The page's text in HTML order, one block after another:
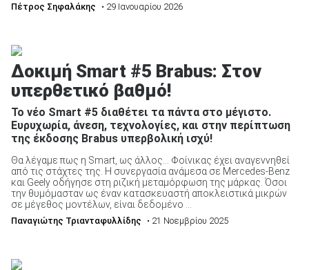
ΑΝΑΖΗΤΗΣΗ
Επιχειρήσεις
ΑΝΑΖΗΤΗΣΗ
Πέτρος Σηφαλάκης • 29 Ιανουαρίου 2026
Δοκιμή Smart #5 Brabus: Στον
υπερθετικό βαθμό!
Το νέο Smart #5 διαθέτει τα πάντα στο μέγιστο.
Ευρυχωρία, άνεση, τεχνολογίες, και στην περίπτωση
της έκδοσης Brabus υπερβολική ισχύ!
Θα λέγαμε πως η Smart, ως άλλος… Φοίνικας έχει αναγεννηθεί
από τις στάχτες της. Η συνεργασία ανάμεσα σε Mercedes-Benz
και Geely οδήγησε στη ριζική μεταμόρφωση της μάρκας. Όσοι
την θυμόμασταν ως έναν κατασκευαστή αποκλειστικά μικρών
σε μέγεθος μοντέλων, είναι δεδομένο ...
Παναγιώτης Τριανταφυλλίδης • 21 Νοεμβρίου 2025